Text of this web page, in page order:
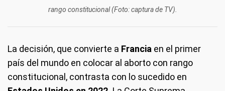
rango constitucional (Foto: captura de TV).
La decisión, que convierte a Francia en el primer
país del mundo en colocar al aborto con rango
constitucional, contrasta con lo sucedido en